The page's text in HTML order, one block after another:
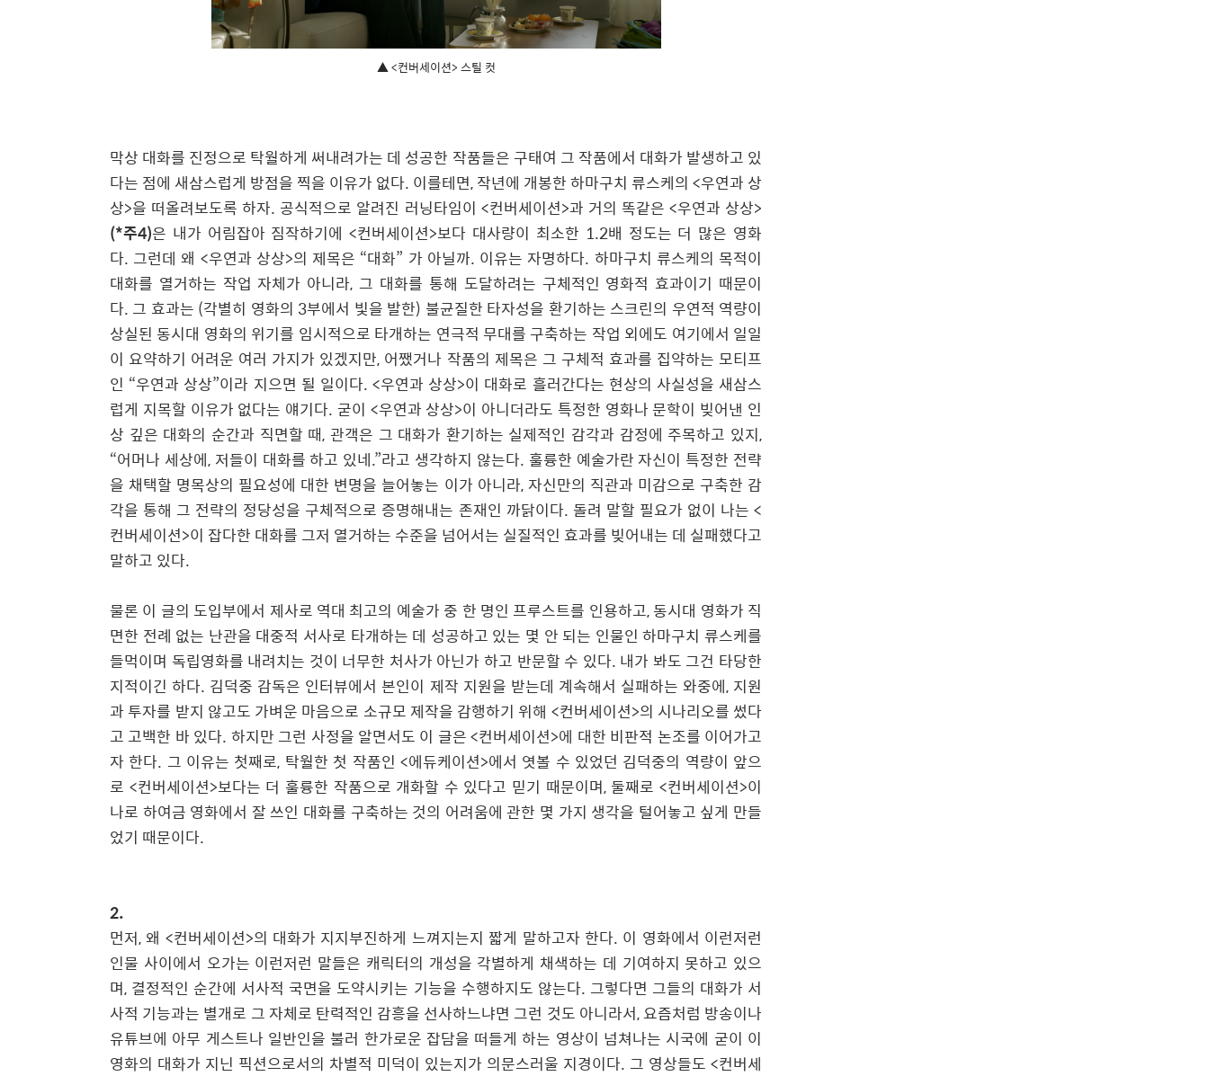
▲ <컨버세이션> 스틸 컷
막상 대화를 진정으로 탁월하게 써내려가는 데 성공한 작품들은 구태여 그 작품에서 대화가 발생하고 있
다는 점에 새삼스럽게 방점을 찍을 이유가 없다. 이를테면,작년에 개봉한 하마구치 류스케의 <우연과 상
상>을 떠올려보도록 하자. 공식적으로 알려진 러닝타임이 <컨버세이션>과 거의 똑같은 <우연과 상상>
(*주4)은 내가 어림잡아 짐작하기에 <컨버세이션>보다 대사량이 최소한 1.2배 정도는 더 많은 영화
다. 그런데 왜 <우연과 상상>의 제목은 “대화” 가 아닐까. 이유는 자명하다. 하마구치 류스케의 목적이
대화를 열거하는 작업 자체가 아니라, 그 대화를 통해 도달하려는 구체적인 영화적 효과이기 때문이
다. 그 효과는 (각별히 영화의 3부에서 빛을 발한) 불균질한 타자성을 환기하는 스크린의 우연적 역량이
상실된 동시대 영화의 위기를 임시적으로 타개하는 연극적 무대를 구축하는 작업 외에도 여기에서 일일
이 요약하기 어려운 여러 가지가 있겠지만, 어쨌거나 작품의 제목은 그 구체적 효과를 집약하는 모티프
인 “우연과 상상”이라 지으면 될 일이다. <우연과 상상>이 대화로 흘러간다는 현상의 사실성을 새삼스
럽게 지목할 이유가 없다는 얘기다. 굳이 <우연과 상상>이 아니더라도 특정한 영화나 문학이 빚어낸 인
상 깊은 대화의 순간과 직면할 때, 관객은 그 대화가 환기하는 실제적인 감각과 감정에 주목하고 있지,
“어머나 세상에, 저들이 대화를 하고 있네.”라고 생각하지 않는다. 훌륭한 예술가란 자신이 특정한 전략
을 채택할 명목상의 필요성에 대한 변명을 늘어놓는 이가 아니라, 자신만의 직관과 미감으로 구축한 감
각을 통해 그 전략의 정당성을 구체적으로 증명해내는 존재인 까닭이다. 돌려 말할 필요가 없이 나는 <
컨버세이션>이 잡다한 대화를 그저 열거하는 수준을 넘어서는 실질적인 효과를 빚어내는 데 실패했다고
말하고 있다.
물론 이 글의 도입부에서 제사로 역대 최고의 예술가 중 한 명인 프루스트를 인용하고,동시대 영화가 직
면한 전례 없는 난관을 대중적 서사로 타개하는 데 성공하고 있는 몇 안 되는 인물인 하마구치 류스케를
들먹이며 독립영화를 내려치는 것이 너무한 처사가 아닌가 하고 반문할 수 있다. 내가 봐도 그건 타당한
지적이긴 하다. 김덕중 감독은 인터뷰에서 본인이 제작 지원을 받는데 계속해서 실패하는 와중에, 지원
과 투자를 받지 않고도 가벼운 마음으로 소규모 제작을 감행하기 위해 <컨버세이션>의 시나리오를 썼다
고 고백한 바 있다. 하지만 그런 사정을 알면서도 이 글은 <컨버세이션>에 대한 비판적 논조를 이어가고
자 한다. 그 이유는 첫째로, 탁월한 첫 작품인 <에듀케이션>에서 엿볼 수 있었던 김덕중의 역량이 앞으
로 <컨버세이션>보다는 더 훌륭한 작품으로 개화할 수 있다고 믿기 때문이며, 둘째로 <컨버세이션>이
나로 하여금 영화에서 잘 쓰인 대화를 구축하는 것의 어려움에 관한 몇 가지 생각을 털어놓고 싶게 만들
었기 때문이다.
2.
먼저, 왜 <컨버세이션>의 대화가 지지부진하게 느껴지는지 짧게 말하고자 한다. 이 영화에서 이런저런
인물 사이에서 오가는 이런저런 말들은 캐릭터의 개성을 각별하게 채색하는 데 기여하지 못하고 있으
며, 결정적인 순간에 서사적 국면을 도약시키는 기능을 수행하지도 않는다. 그렇다면 그들의 대화가 서
사적 기능과는 별개로 그 자체로 탄력적인 감흥을 선사하느냐면 그런 것도 아니라서, 요즘처럼 방송이나
유튜브에 아무 게스트나 일반인을 불러 한가로운 잡담을 떠들게 하는 영상이 넘쳐나는 시국에 굳이 이
영화의 대화가 지닌 픽션으로서의 차별적 미덕이 있는지가 의문스러울 지경이다. 그 영상들도 <컨버세